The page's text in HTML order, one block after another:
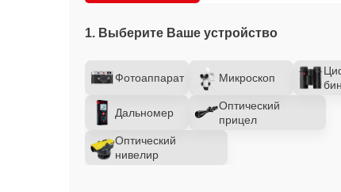
1. Выберите Ваше устройство
Фотоаппарат Микроскоп
Дальномер
Оптический
прицел
Оптический
нивелир